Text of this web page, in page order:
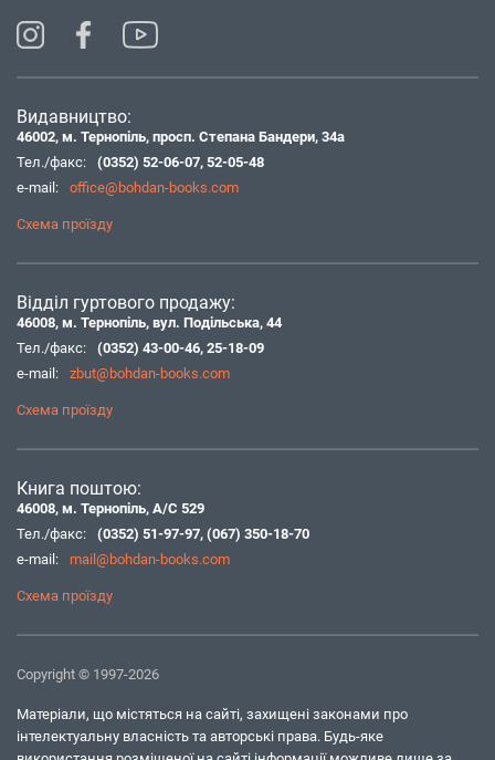
Видавництво:
46002, м. Тернопіль, просп. Степана Бандери, 34а
Тел./факс:
(0352) 52-06-07, 52-05-48
e-mail:
office@bohdan-books.com
Схема проїзду
Відділ гуртового продажу:
46008, м. Тернопіль, вул. Подільська, 44
Тел./факс:
(0352) 43-00-46, 25-18-09
e-mail:
zbut@bohdan-books.com
Схема проїзду
Книга поштою:
46008, м. Тернопіль, А/С 529
Тел./факс:
(0352) 51-97-97, (067) 350-18-70
e-mail:
mail@bohdan-books.com
Схема проїзду
Copyright © 1997-2026
Матеріали, що містяться на сайті, захищені законами про
інтелектуальну власність та авторські права. Будь-яке